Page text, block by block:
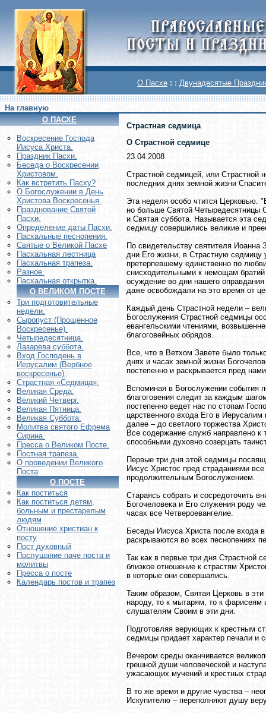
О Пасхе : : Двунадесятые
На главную
О ПАСХЕ
Воскреcение Господа
Иисуса Христа.
Праздник Пасхи.
Беседа о Воскресении
Христовом.
Как встретить Пасху?
О Богослужении в День
Христова Воскресенья.
Празднование Святой
Пасхи.
Определение даты Пасхи.
Пасхальные песнопения.
Святые о Великой Пасхе
Пасхальная лестница
Пасхальная трапеза.
Разное.
Пасхальная открытка.
О ВЕЛИКОМ ПОСТЕ
Три подготовительные
недели.
Сыропуст (Прощенное
Воскресенье).
Четыредесятница.
Лазарева суббота.
Вход Господень в
Иерусалим (Вербное
воскресенье).
Страстная «Седмица».
Великая Среда.
Великий Четверг.
Великая Пятница.
Великая Суббота.
Молитва святого Ефрема
Сирина.
Пресса о Великом Посте.
Постная трапеза.
О проведении Великого
Поста
О ПОСТЕ
Как поститься
Как поститься детям,
больным и престарелым
людям
Отношение христиан к
посту
Пост духовный
Послушание паче поста и
молитвы
Пресса о посте
Календарь постов и трапез
Страстная седмица
О Страстной седмице
23.04.2008
Страстной седмицей, или Страстной
последних днях земной жизни
Эта неделя особо чтится Церковью.
но больше Святой Четыредесятницы
и Святая суббота. Называется эта
седмицу совершились великие и
По свидетельству святителя Иоанна
дни Его жизни, в Страстную седмицу
претерпевшему единственно по
снисходительными к немощам
осуждение во дни нашего
даже освобождали на это время от
Каждый день Страстной недели –
Богослужения Страстной седмицы
евангельскими чтениями,
благоговейных обрядов.
Все, что в Ветхом Завете было
днях и часах земной жизни
постепенно и раскрывается пред
Вспоминая в Богослужении события
благоговения следит за каждым
постепенно ведет нас по стопам
царственного входа Его в
далее – до светлого торжества
Все содержание служб направлено к
способными духовно созерцать
Первые три дня этой седмицы
Иисус Христос пред страданиями
продолжительным Богослужением.
Стараясь собрать и сосредоточить
Богочеловека и Его служения роду
часах все Четвероевангелие.
Беседы Иисуса Христа после входа
раскрываются во всех песнопениях
Так как в первые три дня Страстной
близкое отношение к страстям
в которые они совершались.
Таким образом, Святая Церковь в
народу, то к мытарям, то к
слушателям Своим в эти дни.
Подготовляя верующих к крестным
седмицы придает характер печали и
Вечером среды оканчивается
грешной души человеческой и
ужасающих мучений и крестных
В то же время и другие чувства –
Искупителю – переполняют душу